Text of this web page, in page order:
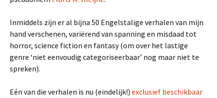
Inmiddels zijn er al bijna 50 Engelstalige verhalen van mijn
hand verschenen, variërend van spanning en misdaad tot
horror, science fiction en fantasy (om over het lastige
genre ‘niet eenvoudig categoriseerbaar’ nog maar niet te
spreken).
Eén van die verhalen is nu (eindelijk!) exclusief beschikbaar